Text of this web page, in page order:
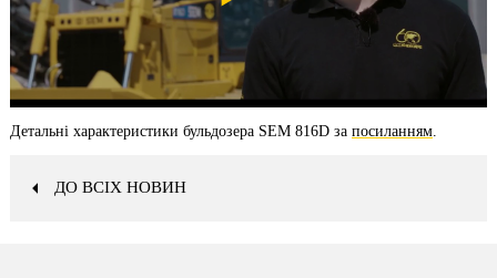
Детальні характеристики бульдозера SEM 816D за посиланням
ДО ВСІХ НОВИН